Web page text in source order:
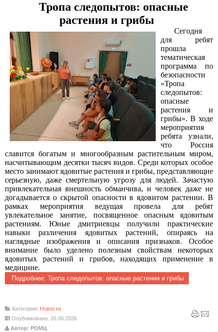
Тропа следопытов: опасные
растения и грибы
Сегодня
для ребят
прошла
тематическая
программа по
безопасности
«Тропа
следопытов:
опасные
растения и
грибы». В ходе
мероприятия
ребята узнали,
что Россия
славится богатым и многообразным растительным миром,
насчитывающим десятки тысяч видов. Среди которых особое
место занимают ядовитые растения и грибы, представляющие
серьезную, даже смертельную угрозу для людей. Зачастую
привлекательная внешность обманчива, и человек даже не
догадывается о скрытой опасности в ядовитом растении. В
рамках мероприятия ведущая провела для ребят
увлекательное занятие, посвященное опасным ядовитым
растениям. Юные дмитриевцы получили практические
навыки различения ядовитых растений, опираясь на
наглядные изображения и описания признаков. Особое
внимание было уделено полезным свойствам некоторых
ядовитых растений и грибов, находящих применение в
медицине.
Подробнее: Тропа следопытов: опасные растения и грибы
Категория: Новости
Опубликовано: 26.06.2026
Автор: РОМЦ